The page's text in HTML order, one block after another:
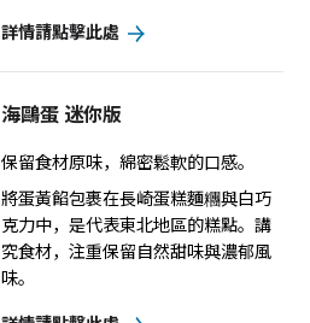
詳情請點擊此處
海鷗蛋 迷你版
保留食材原味，綿密鬆軟的口感。
將蛋黃餡包裹在長崎蛋糕麵糰與白巧
克力中，是代表東北地區的糕點。講
究食材，注重保留自然甜味與濃郁風
味。